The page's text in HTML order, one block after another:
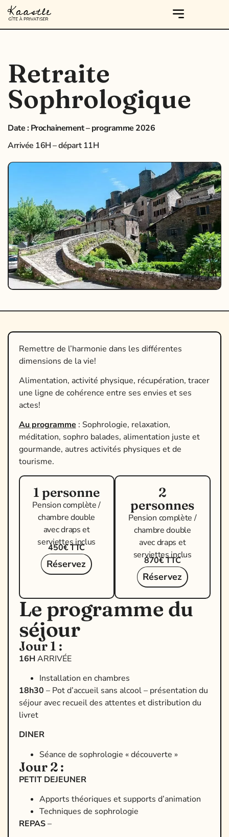
Retraite
Sophrologique
Date : Prochainement – programme 2026
Arrivée 16H – départ 11H
Remettre de l’harmonie dans les différentes
dimensions de la vie!
Alimentation, activité physique, récupération, tracer
une ligne de cohérence entre ses envies et ses
actes!
Au programme : Sophrologie, relaxation,
méditation, sophro balades, alimentation juste et
gourmande, autres activités physiques et de
tourisme.
1 personne
Pension complète /
chambre double
avec draps et
serviettes inclus
450€ TTC
Réservez
2
personnes
Pension complète /
chambre double
avec draps et
serviettes inclus
870€ TTC
Réservez
Le programme du
séjour
Jour 1 :
16HARRIVÉE
Installation en chambres
18h30 – Pot d’accueil sans alcool – présentation du
séjour avec recueil des attentes et distribution du
livret
DINER
Séance de sophrologie « découverte »
Jour 2 :
PETIT DEJEUNER
Apports théoriques et supports d’animation
Techniques de sophrologie
REPAS–